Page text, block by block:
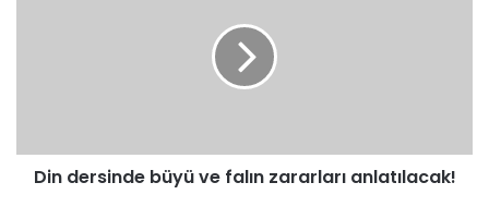
Din dersinde büyü ve falın zararları anlatılacak!